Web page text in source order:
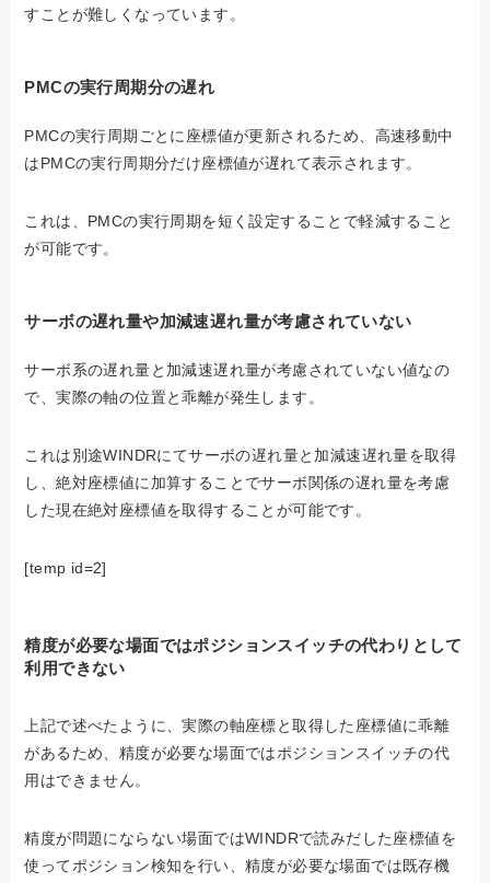
すことが難しくなっています。
PMCの実行周期分の遅れ
PMCの実行周期ごとに座標値が更新されるため、高速移動中
はPMCの実行周期分だけ座標値が遅れて表示されます。
これは、PMCの実行周期を短く設定することで軽減すること
が可能です。
サーボの遅れ量や加減速遅れ量が考慮されていない
サーボ系の遅れ量と加減速遅れ量が考慮されていない値なの
で、実際の軸の位置と乖離が発生します。
これは別途WINDRにてサーボの遅れ量と加減速遅れ量を取得
し、絶対座標値に加算することでサーボ関係の遅れ量を考慮
した現在絶対座標値を取得することが可能です。
[temp id=2]
精度が必要な場面ではポジションスイッチの代わりとして
利用できない
上記で述べたように、実際の軸座標と取得した座標値に乖離
があるため、精度が必要な場面ではポジションスイッチの代
用はできません。
精度が問題にならない場面ではWINDRで読みだした座標値を
使ってポジション検知を行い、精度が必要な場面では既存機